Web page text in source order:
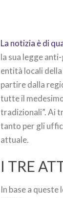
La notizia è di
la sua legge
entità locali
partire dalla
tutte il
tradizionali”. Ai
tanto per gli
attuale.
I TRE
In base a